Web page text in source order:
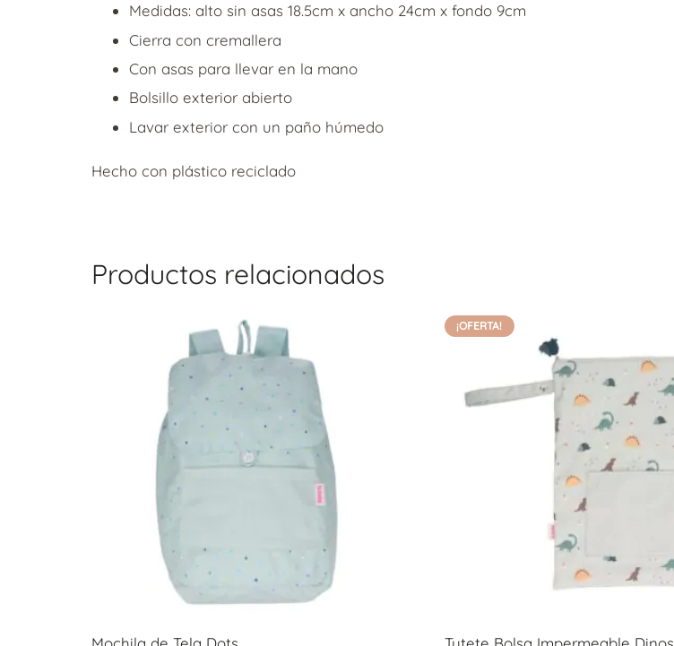
Medidas: alto sin asas 18.5cm x ancho 24cm x fondo 9cm
Cierra con cremallera
Con asas para llevar en la mano
Bolsillo exterior abierto
Lavar exterior con un paño húmedo
Hecho con plástico reciclado
Productos relacionados
¡OFERTA!